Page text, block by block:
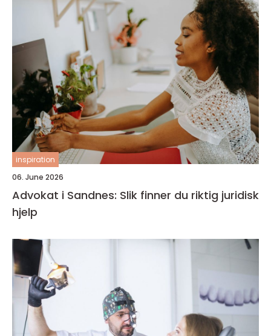
inspiration
06. June 2026
Advokat i Sandnes: Slik finner du riktig juridisk
hjelp